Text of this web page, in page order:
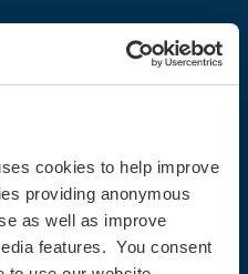
cookies to help improve
providing anonymous
as well as improve
features. You consent